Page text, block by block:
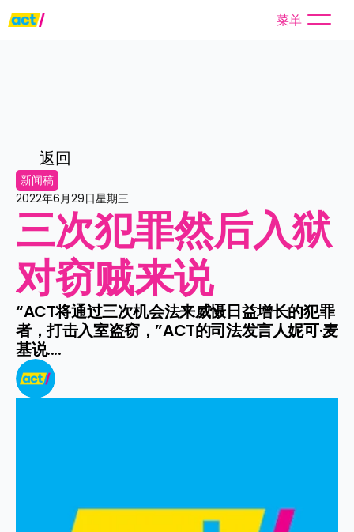
菜单
返回
新闻稿
2022年6月29日星期三
三次犯罪然后入狱
对窃贼来说
“ACT将通过三次机会法来威慑日益增长的犯罪
者，打击入室盗窃，”ACT的司法发言人妮可·麦
基说....